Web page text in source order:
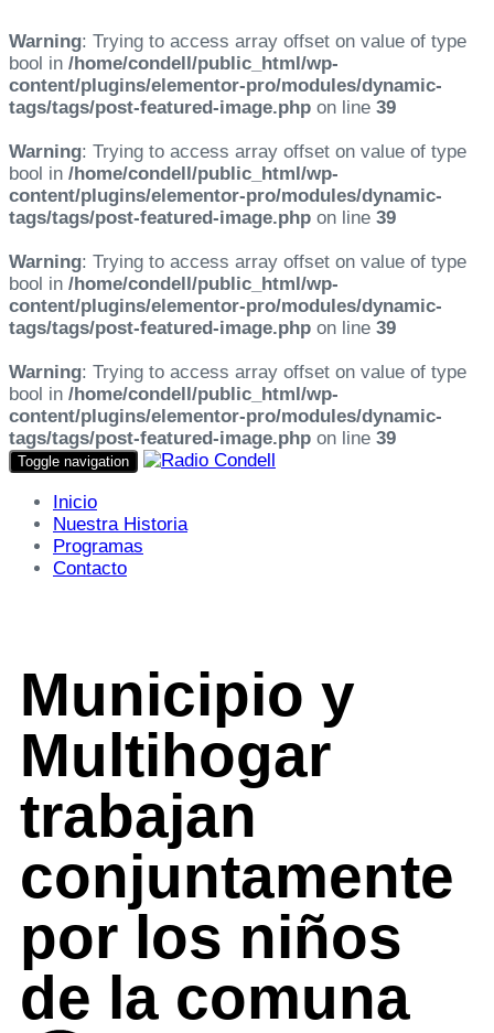
Warning: Trying to access array offset on value of type
bool in /home/condell/public_html/wp-
content/plugins/elementor-pro/modules/dynamic-
tags/tags/post-featured-image.php on line 39
Warning: Trying to access array offset on value of type
bool in /home/condell/public_html/wp-
content/plugins/elementor-pro/modules/dynamic-
tags/tags/post-featured-image.php on line 39
Warning: Trying to access array offset on value of type
bool in /home/condell/public_html/wp-
content/plugins/elementor-pro/modules/dynamic-
tags/tags/post-featured-image.php on line 39
Warning: Trying to access array offset on value of type
bool in /home/condell/public_html/wp-
content/plugins/elementor-pro/modules/dynamic-
tags/tags/post-featured-image.php on line 39
Toggle navigation
Inicio
Nuestra Historia
Programas
Contacto
Municipio y
Multihogar
trabajan
conjuntamente
por los niños
de la comuna